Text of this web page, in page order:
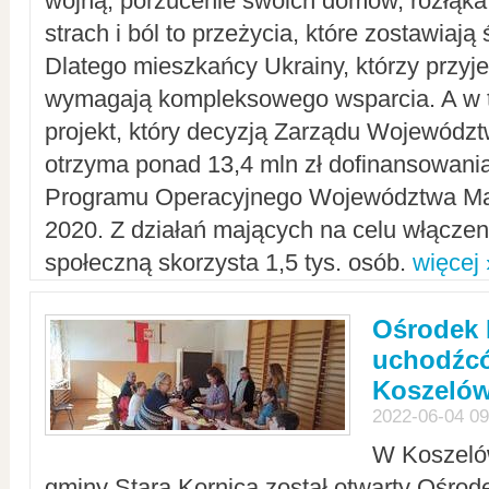
strach i ból to przeżycia, które zostawiają
Dlatego mieszkańcy Ukrainy, którzy
wymagają kompleksowego wsparcia. A w
projekt, który decyzją Zarządu
otrzyma ponad 13,4 mln zł
Programu Operacyjnego Województwa
2020. Z działań mających na celu
społeczną skorzysta 1,5 tys. osób. więcej
Ośrodek
2022-06-04
W